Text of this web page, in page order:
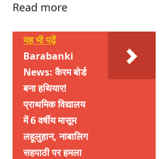
Read more
यह भी पढ़ें
Barabanki
News: कैरम बोर्ड
बना हथियार!
प्राथमिक विद्यालय
में 6 वर्षीय मासूम
लहूलुहान, नाबालिग
सहपाठी पर हमला